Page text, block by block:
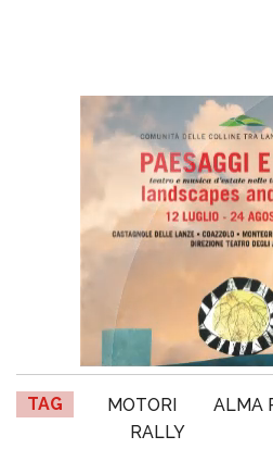
TAG MOTORI ALMA
RALLY